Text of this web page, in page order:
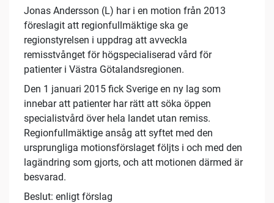
Jonas Andersson (L) har i en motion från 2013
föreslagit att regionfullmäktige ska ge
regionstyrelsen i uppdrag att avveckla
remisstvånget för högspecialiserad vård för
patienter i Västra Götalandsregionen.
Den 1 januari 2015 fick Sverige en ny lag som
innebar att patienter har rätt att söka öppen
specialistvård över hela landet utan remiss.
Regionfullmäktige ansåg att syftet med den
ursprungliga motionsförslaget följts i och med den
lagändring som gjorts, och att motionen därmed är
besvarad.
Beslut: enligt förslag